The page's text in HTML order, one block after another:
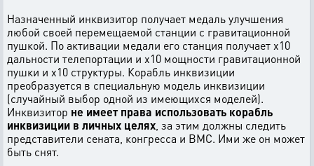
Назначенный инквизитор получает медаль улучшения
любой своей перемещаемой станции с гравитационной
пушкой. По активации медали его станция получает х10
дальности телепортации и х10 мощности гравитационной
пушки и х10 структуры. Корабль инквизиции
преобразуется в специальную модель инквизиции
(случайный выбор одной из имеющихся моделей).
Инквизитор не имеет права использовать корабль
инквизиции в личных целях , за этим должны следить
представители сената, конгресса и ВМС. Ими же он может
быть снят.